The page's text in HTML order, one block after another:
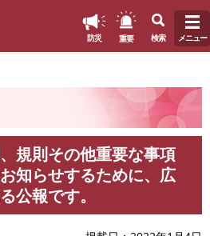
防災 重要 検索 メニュー
規則その他重要な事項
知らせするために、広
公報です。